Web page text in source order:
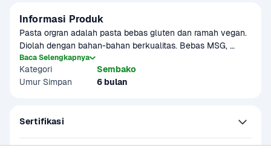
Informasi Produk
Pasta orgran adalah pasta bebas gluten dan ramah vegan.
Diolah dengan bahan-bahan berkualitas. Bebas MSG,
bebas perasa dan pewarna buatan. Warna pada pasta
berasal dari beetroot dan bayam.
Pasta spiral dapat disajikan bersama saus bolognese,
Baca Selengkapnya
Kategori
Sembako
Umur Simpan
6 bulan
Sertifikasi